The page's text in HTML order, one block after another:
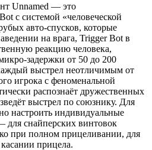
Unnamed — это
с системой «человеческой
авто-спусков, которые
на врага, Trigger Bot в
реакцию человека,
задержки от 50 до 200
выстрел неотличимым от
игрока с феноменальной
распознаёт дружественных
выстрел по союзнику. Для
настроить индивидуальные
для снайперских винтовок
при полном прицеливании, для
прицела.